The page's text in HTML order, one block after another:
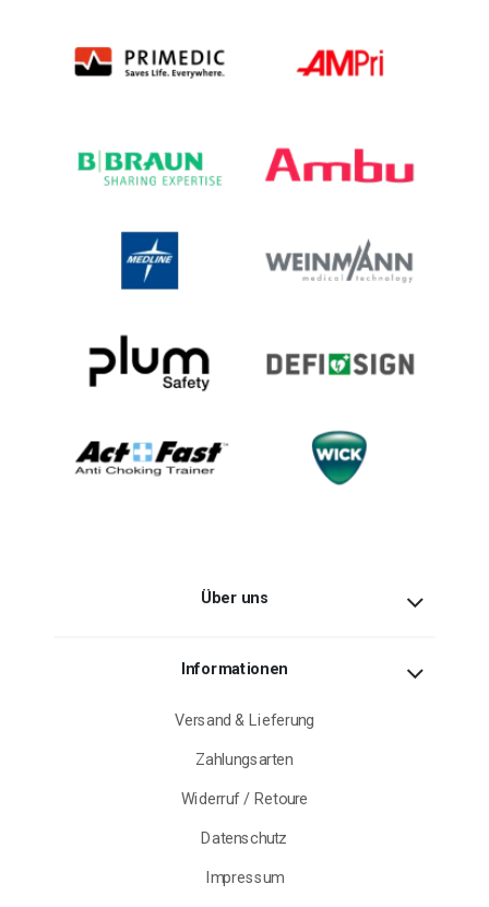
Über uns
Informationen
Versand & Lieferung
Zahlungsarten
Widerruf / Retoure
Datenschutz
Impressum